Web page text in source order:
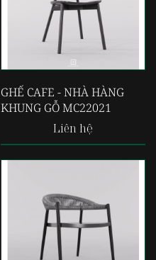
GHẾ CAFE - NHÀ HÀNG
KHUNG GỖ MC22021
Liên hệ